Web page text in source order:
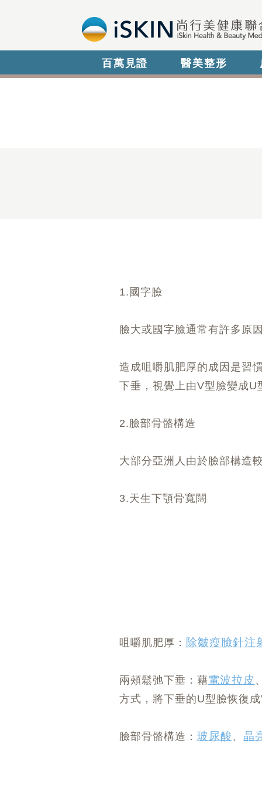
百萬見證 醫美整形
1.國字臉
臉大或國字臉通常有許多原
造成咀嚼肌肥厚的成因是習
下垂，視覺上由V型臉變成
2.臉部骨骼構造
大部分亞洲人由於臉部構造
3.天生下顎骨寬闊
咀嚼肌肥厚： 除皺瘦臉針注
兩頰鬆弛下垂：藉 電波拉皮
方式，將下垂的U型臉恢復
臉部骨骼構造： 玻尿酸 、 晶